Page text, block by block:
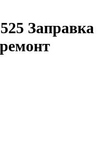
Заправка